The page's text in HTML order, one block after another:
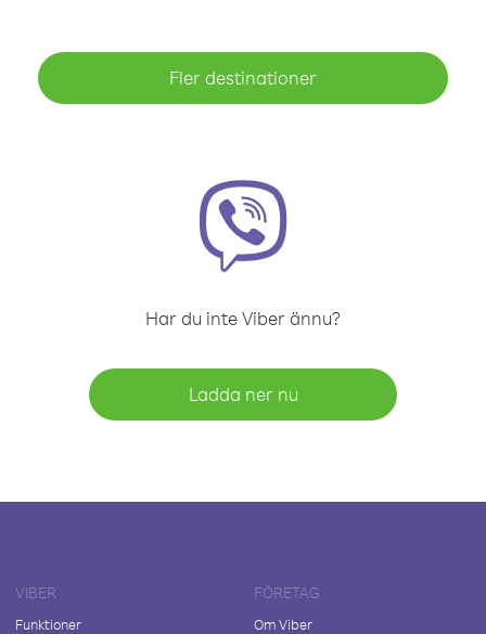
Fler destinationer
Har du inte Viber ännu?
Ladda ner nu
VIBER
Funktioner
FÖRETAG
Om Viber